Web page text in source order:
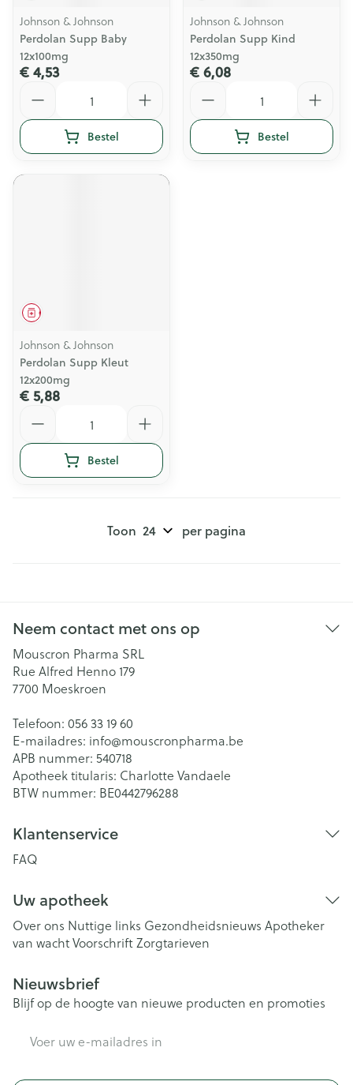
Johnson & Johnson
Perdolan Supp Baby
12x100mg
€ 4,53
Bestel
Johnson & Johnson
Perdolan Supp Kind
12x350mg
€ 6,08
Bestel
Geneesmiddel
Johnson & Johnson
Perdolan Supp Kleut
12x200mg
€ 5,88
Bestel
Toon per pagina
Neem contact met ons op
Mouscron Pharma SRL
Rue Alfred Henno 179
7700 Moeskroen
Telefoon: 056 33 19 60
E-mailadres: info@mouscronpharma.be
APB nummer: 540718
Apotheek titularis: Charlotte Vandaele
BTW nummer: BE0442796288
Klantenservice
FAQ
Uw apotheek
Over ons Nuttige links Gezondheidsnieuws Apotheker
van wachtVoorschriftZorgtarieven
Nieuwsbrief
Blijf op de hoogte van nieuwe producten en promoties